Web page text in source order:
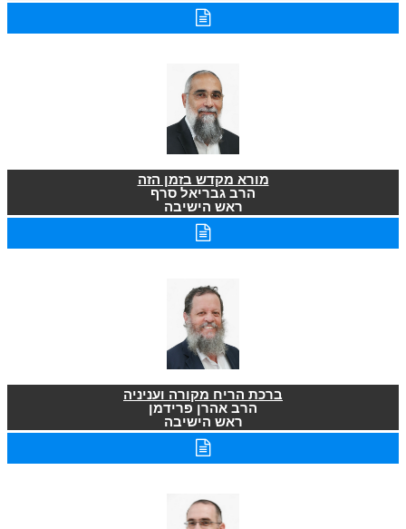
מורא מקדש בזמן הזה
הרב גבריאל סרף
ראש הישיבה
ברכת הריח מקורה ועניניה
הרב אהרן פרידמן
ראש הישיבה